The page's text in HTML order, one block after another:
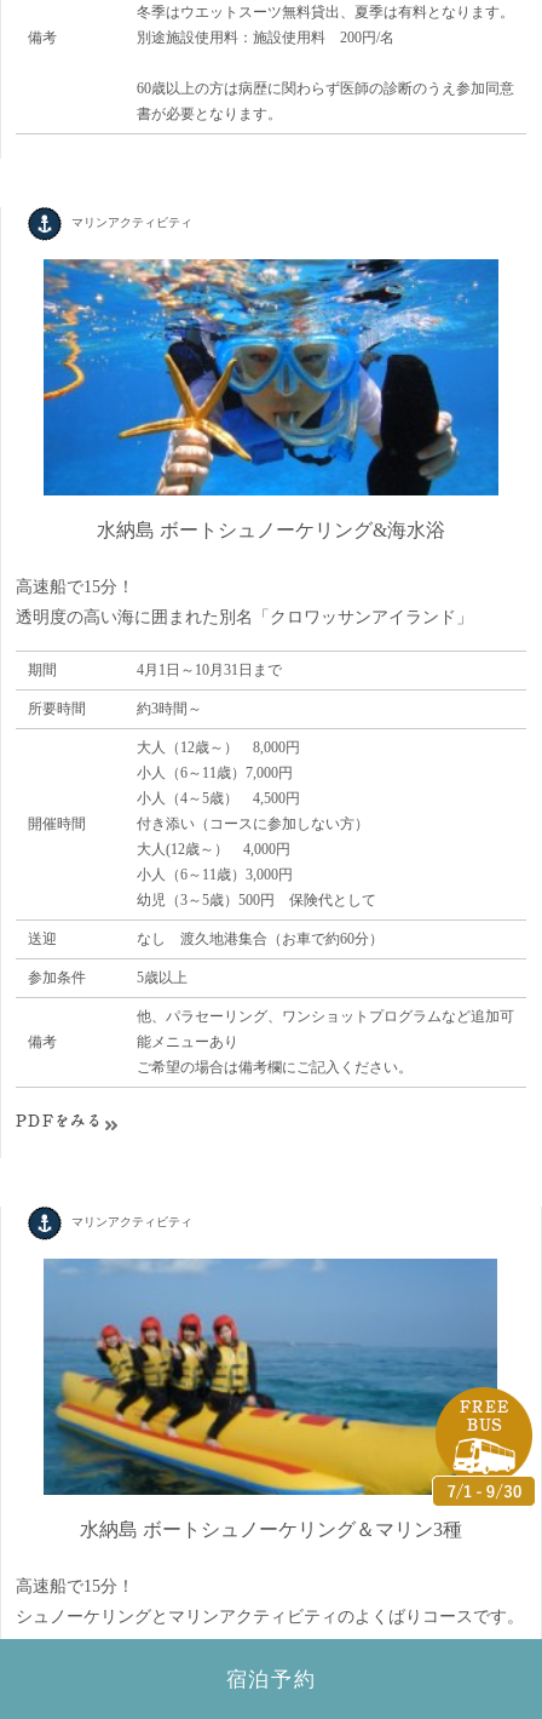
備考
冬季はウエットスーツ無料貸出、夏季は有料となります。
別途施設使用料：施設使用料 200円/名
60歳以上の方は病歴に関わらず医師の診断のうえ参加同意
書が必要となります。
マリンアクティビティ
水納島 ボートシュノーケリング&海水浴
高速船で15分！
透明度の高い海に囲まれた別名「クロワッサンアイランド」
期間 4月1日～10月31日まで
所要時間 約3時間～
開催時間
大人（12歳～） 8,000円
小人（6～11歳）7,000円
小人（4～5歳） 4,500円
付き添い（コースに参加しない方）
大人(12歳～） 4,000円
小人（6～11歳）3,000円
幼児（3～5歳）500円 保険代として
送迎 なし 渡久地港集合（お車で約60分）
参加条件 5歳以上
備考
他、パラセーリング、ワンショットプログラムなど追加可
能メニューあり
ご希望の場合は備考欄にご記入ください。
マリンアクティビティ
水納島 ボートシュノーケリング＆マリン3種
高速船で15分！
シュノーケリングとマリンアクティビティのよくばりコースです。
4月1日～10月31日まで
宿泊予約